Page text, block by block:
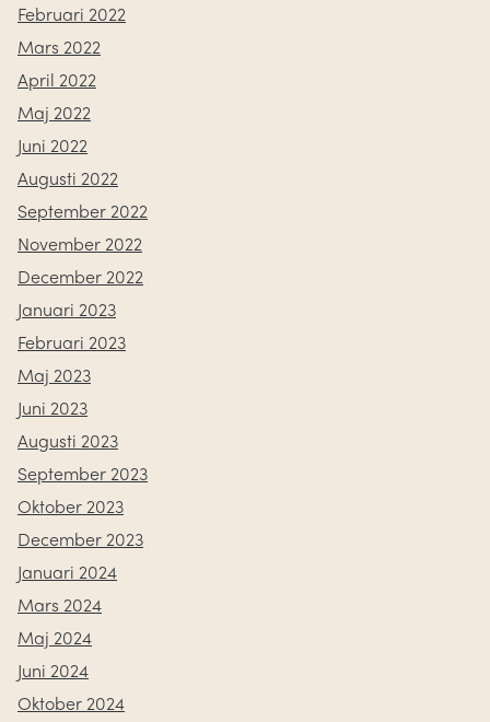
Februari 2022
Mars 2022
April 2022
Maj 2022
Juni 2022
Augusti 2022
September 2022
November 2022
December 2022
Januari 2023
Februari 2023
Maj 2023
Juni 2023
Augusti 2023
September 2023
Oktober 2023
December 2023
Januari 2024
Mars 2024
Maj 2024
Juni 2024
Oktober 2024